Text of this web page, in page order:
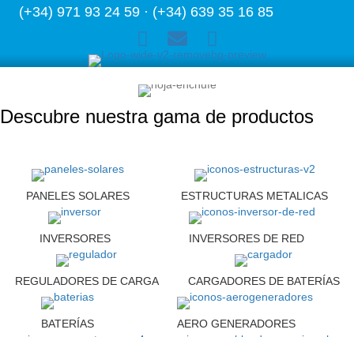
(+34) 971 93 24 59 · (+34) 639 35 16 85
Descubre nuestra gama de productos
PANELES SOLARES ESTRUCTURAS METALICAS
INVERSORES INVERSORES DE RED
REGULADORES DE CARGA CARGADORES DE BATERÍAS
BATERÍAS AERO GENERADORES